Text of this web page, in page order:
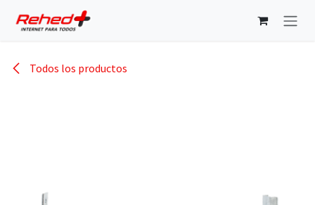
Todos los productos